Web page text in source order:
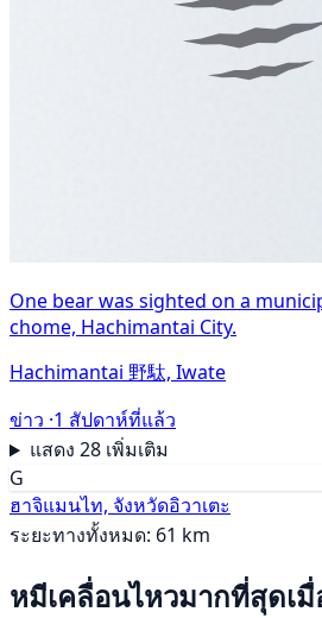
One bear was sighted on a
chome, Hachimantai City.
Hachimantai 野駄, Iwate
ข่าว ·1 สัปดาห์ที่แล้ว
แสดง 28 เพิ่มเติม
G
ฮาจิแมนไท, จังหวัดอิวาเตะ
ระยะทางทั้งหมด: 61 km
หมีเคลื่อนไหวมากที่สุดเมื่